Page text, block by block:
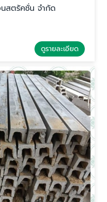
สตรัคชั่น จำกัด
ดูรายละเอียด